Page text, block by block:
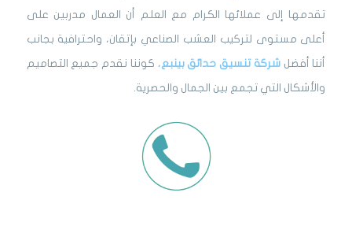
تقدمها إلى عملائها الكرام مع العلم أن العمال مدربين على
أعلى مستوى لتركيب العشب الصناعي بإتقان، واحترافية بجانب
أننا أفضلشركة تنسيق حدائق بينبع ، كوننا نقدم جميع التصاميم
والأشكال التي تجمع بين الجمال والحصرية.